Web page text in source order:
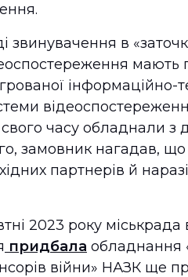
звинувачення в
мають
інформаційно-
часу обладнали
замовник нагадав,
партнерів й
2023 року міськрада
придбала обладнання
війни» НАЗК ще